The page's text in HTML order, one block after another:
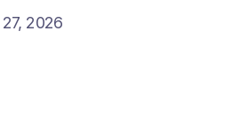
2026